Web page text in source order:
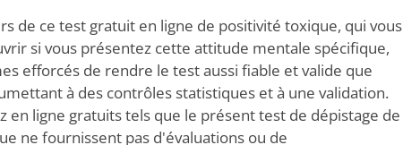
de ce test gratuit en ligne de positivité toxique, qui vous
si vous présentez cette attitude mentale spécifique,
efforcés de rendre le test aussi fiable et valide que
à des contrôles statistiques et à une validation.
en ligne gratuits tels que le présent test de dépistage de
ne fournissent pas d'évaluations ou de